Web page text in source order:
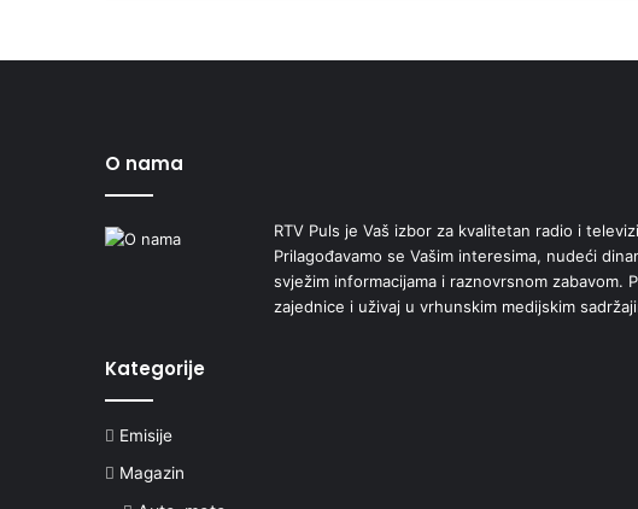
O nama
RTV Puls je Vaš izbor za kvalitetan radio i
Prilagođavamo se Vašim interesima, nudeći
svježim informacijama i raznovrsnom zabavom.
zajednice i uživaj u vrhunskim medijskim
Kategorije
Emisije
Magazin